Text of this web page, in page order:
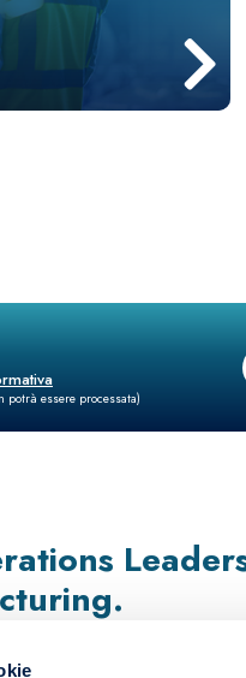
potrà essere processata)